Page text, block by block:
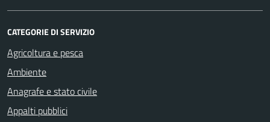
CATEGORIE DI SERVIZIO
Agricoltura e pesca
Ambiente
Anagrafe e stato civile
Appalti pubblici